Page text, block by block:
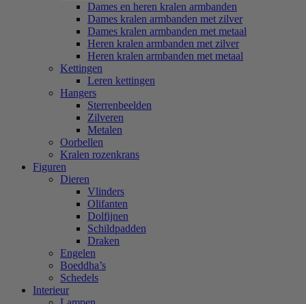
Dames en heren kralen armbanden
Dames kralen armbanden met zilver
Dames kralen armbanden met metaal
Heren kralen armbanden met zilver
Heren kralen armbanden met metaal
Kettingen
Leren kettingen
Hangers
Sterrenbeelden
Zilveren
Metalen
Oorbellen
Kralen rozenkrans
Figuren
Dieren
Vlinders
Olifanten
Dolfijnen
Schildpadden
Draken
Engelen
Boeddha’s
Schedels
Interieur